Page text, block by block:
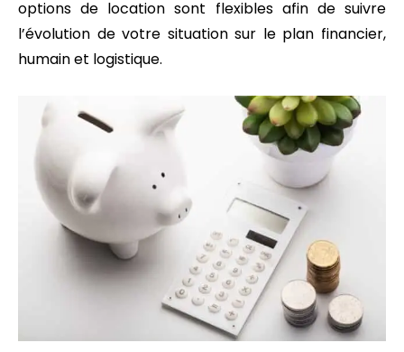
options de location sont flexibles afin de suivre
l’évolution de votre situation sur le plan financier,
humain et logistique.